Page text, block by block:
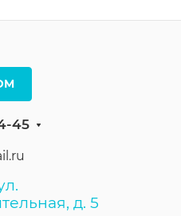
45
д. 5